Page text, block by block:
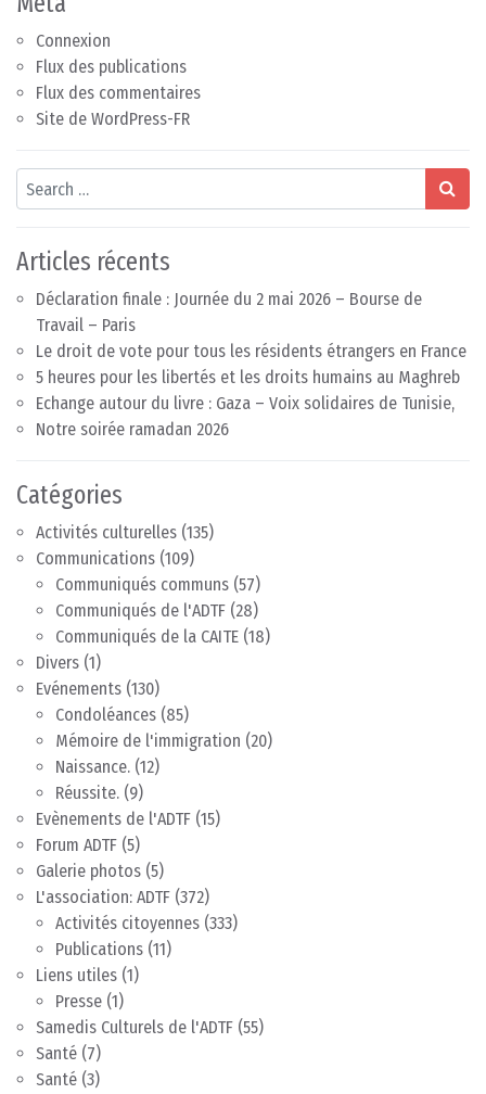
Connexion
Flux des publications
Flux des commentaires
Site de WordPress-FR
Search
Articles récents
Déclaration finale : Journée du 2 mai 2026 – Bourse de
Travail – Paris
Le droit de vote pour tous les résidents étrangers en France
5 heures pour les libertés et les droits humains au Maghreb
Echange autour du livre : Gaza – Voix solidaires de Tunisie,
Notre soirée ramadan 2026
Catégories
Activités culturelles (135)
Communications (109)
Communiqués communs (57)
Communiqués de l'ADTF (28)
Communiqués de la CAITE (18)
Divers (1)
Evénements (130)
Condoléances (85)
Mémoire de l'immigration (20)
Naissance. (12)
Réussite. (9)
Evènements de l'ADTF (15)
Forum ADTF (5)
Galerie photos (5)
L'association: ADTF (372)
Activités citoyennes (333)
Publications (11)
Liens utiles (1)
Presse (1)
Samedis Culturels de l'ADTF (55)
Santé (7)
Santé (3)